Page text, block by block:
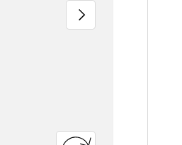
Nächste